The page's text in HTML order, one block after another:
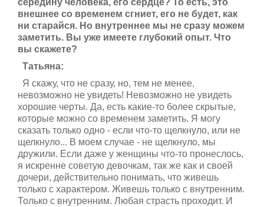
середину человека, его сердце? То есть, это
внешнее со временем сгниет, его не будет, как
ни старайся. Но внутреннее мы не сразу можем
заметить. Вы уже имеете глубокий опыт. Что
вы скажете?
Татьяна:
Я скажу, что не сразу, но, тем не менее,
невозможно не увидеть! Невозможно не увидеть
хорошие черты. Да, есть какие-то более скрытые,
которые можно со временем заметить. Я могу
сказать только одно - если что-то щелкнуло, или не
щелкнуло... В моем случае - не щелкнуло, мы
дружили. Если даже у женщины что-то пронеслось,
я искренне советую девочкам, так же как и своей
дочери, действительно понимать, что живешь
только с характером. Живешь только с внутренним.
Только с внутренним. Любая страсть проходит. И